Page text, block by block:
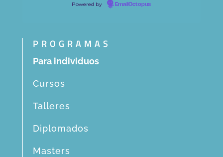
Powered by EmailOctopus
PROGRAMAS
Para individuos
Cursos
Talleres
Diplomados
Masters